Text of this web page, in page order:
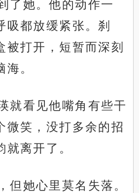
了她。他的动作一
吸都放缓紧张。刹
被打开，短暂而深刻
。
就看见他嘴角有些干
微笑，没打多余的招
就离开了。
但她心里莫名失落。